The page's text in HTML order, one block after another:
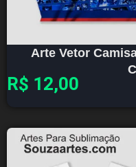
Arte Vetor
R$ 12,00